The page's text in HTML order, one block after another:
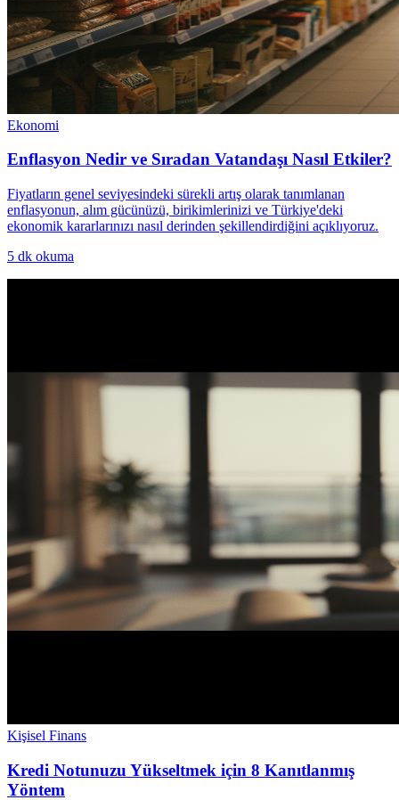
Ekonomi
Enflasyon Nedir ve Sıradan Vatandaşı Nasıl Etkiler?
Fiyatların genel seviyesindeki sürekli artış olarak tanımlanan
enflasyonun, alım gücünüzü, birikimlerinizi ve Türkiye'deki
ekonomik kararlarınızı nasıl derinden şekillendirdiğini açıklıyoruz.
5 dk okuma
Kişisel Finans
Kredi Notunuzu Yükseltmek için 8 Kanıtlanmış
Yöntem